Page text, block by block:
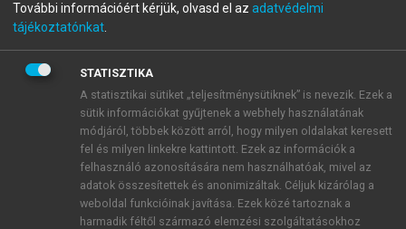
A regisztráció után apróbaidőszakautomatikusan
BELÉPÉS SAJÁT FIÓKKAL
ÚJ FIÓK LÉTREHOZÁSA
1 óra díjmentes hozzáférés
E-MAIL-CÍM
További információért kérjük, olvasd el az adatvédelmi
tájékoztatónkat
STATISZTIKA
A statisztikai sütiket „teljesítménysütiknek” is nevezik. Ezek a
sütik információkat gyűjtenek a webhely használatának
módjáról, többek között arról, hogy milyen oldalakat keresett
fel és milyen linkekre kattintott. Ezek az információk a
felhasználó azonosítására nem használhatóak, mivel az
adatok összesítettek és anonimizáltak. Céljuk kizárólag a
weboldal funkcióinak javítása. Ezek közé tartoznak a
harmadik féltől származó elemzési szolgáltatásokhoz